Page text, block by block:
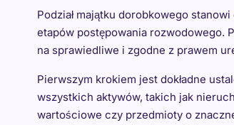
Podział majątku dorobkowego
etapów postępowania rozwodowego.
na sprawiedliwe i zgodne z prawem
Pierwszym krokiem jest dokładne
wszystkich aktywów, takich jak
wartościowe czy przedmioty o